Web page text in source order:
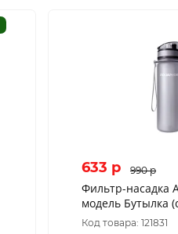
633 p 990 p
Фильтр-насадка
модель Бутылка
Код товара: 121831